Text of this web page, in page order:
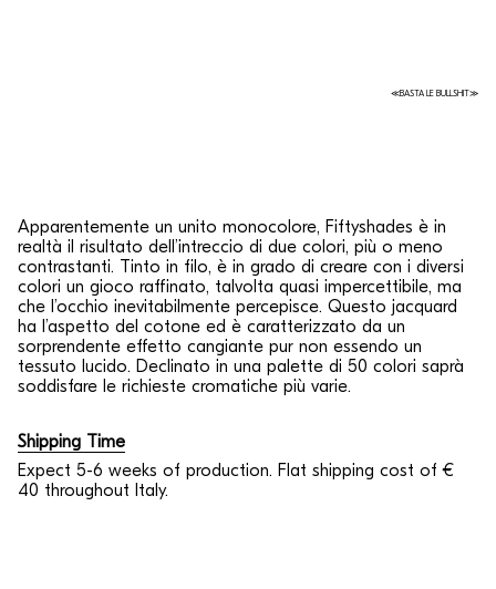
≪BASTA LE BULLSHIT≫
Apparentemente un unito monocolore, Fiftyshades è in
realtà il risultato dell’intreccio di due colori, più o meno
contrastanti. Tinto in filo, è in grado di creare con i diversi
colori un gioco raffinato, talvolta quasi impercettibile, ma
che l’occhio inevitabilmente percepisce. Questo jacquard
ha l’aspetto del cotone ed è caratterizzato da un
sorprendente effetto cangiante pur non essendo un
tessuto lucido. Declinato in una palette di 50 colori saprà
soddisfare le richieste cromatiche più varie.
Shipping Time
Expect 5-6 weeks of production. Flat shipping cost of €
40 throughout Italy.